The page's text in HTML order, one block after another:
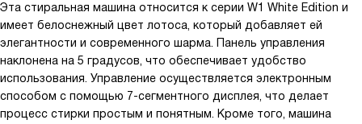
Эта стиральная машина относится к серии W1 White Edition и
имеет белоснежный цвет лотоса, который добавляет ей
элегантности и современного шарма. Панель управления
наклонена на 5 градусов, что обеспечивает удобство
использования. Управление осуществляется электронным
способом с помощью 7-сегментного дисплея, что делает
процесс стирки простым и понятным. Кроме того, машина